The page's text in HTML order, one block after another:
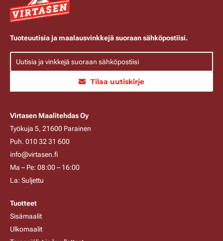
Tuoteuutisia ja maalausvinkkejä suoraan sähköpostiisi.
Tilaa uutiskirje
Virtasen Maalitehdas Oy
Työkuja 5, 21600 Parainen
Puh. 010 32 31 600
info@virtasen.fi
Ma – Pe: 08:00 – 16:00
La: Suljettu
Tuotteet
Sisämaalit
Ulkomaalit